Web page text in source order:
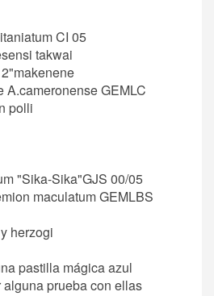
CI 05
takwai
A.cameronense GEMLC
polli
"Sika-Sika"GJS 00/05
maculatum GEMLBS
herzogi
pastilla mágica azul
prueba con ellas